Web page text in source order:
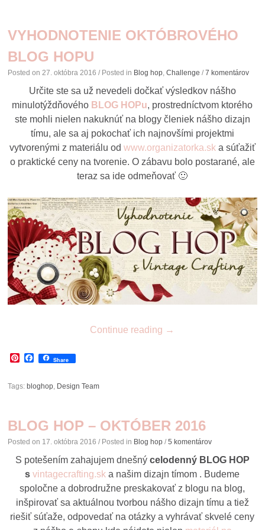
VYHODNOTENIE OKTÓBROVÉHO
BLOG HOPU
Posted on27. októbra 2016 / Posted in Blog hop,Challenge /7 komentárov
Určite ste sa už nevedeli dočkať výsledkov nášho
minulotýždňového BLOG HOPu, prostredníctvom ktorého
ste mohli nielen nakuknúť na blogy členiek nášho dizajn
tímu, ale sa aj pokochať ich najnovšími projektmi
vytvorenými z materiálu od www.organizatorka.ska súťažiť
o praktické ceny na tvorenie. O zábavu bolo postarané, ale
teraz sa ide odmeňovať 🙂
Continue reading →
Pinterest
Facebook
Share
Tags:bloghop Design Team
BLOG HOP – OKTÓBER 2016
Posted on 17. októbra 2016 / Posted in Blog hop /5 komentárov
S potešením zahajujem dnešný celodenný BLOG HOP
s vintagecrafting.sk a našim dizajn tímom . Budeme
spoločne a dobrodružne preskakovať z blogu na blog,
inšpirovať sa aktuálnou tvorbou nášho dizajn tímu a tiež
riešiť súťaže, odpovedať na otázky a vyhrávať skvelé ceny